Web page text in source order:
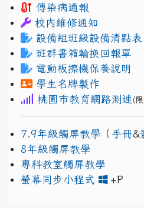
傳染病通報
校內維修通知
設備組班級設備清點表
班群書箱輪換回報單
電動板擦機保養說明
學生名牌製作
桃園市教育網路測速 (
7.9年級觸屏教學 （ 手冊&
8年級觸屏教學
專科教室觸屏教學
螢幕同步小程式
+P